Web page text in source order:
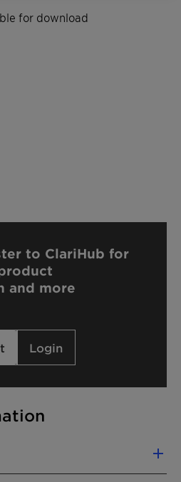
for download
to ClariHub for
and more
Login